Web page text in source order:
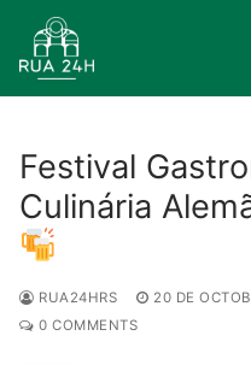
content
Festival
Culinária
RUA24HRS 20 DE
0 COMMENTS